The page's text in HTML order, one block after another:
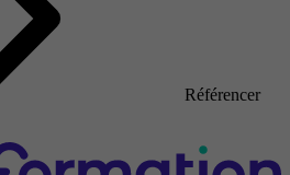
Référencer